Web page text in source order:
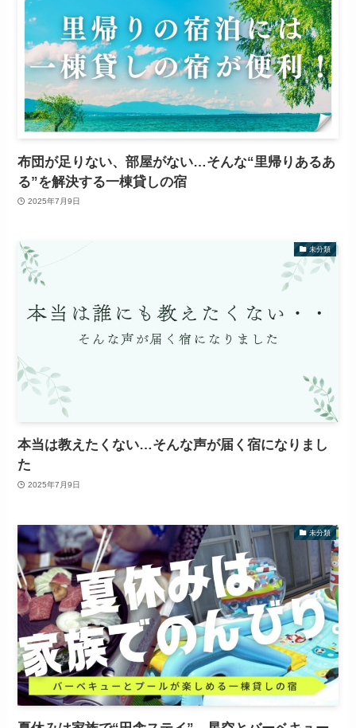
布団が足りない、部屋がない…そんな“里帰りあるあ
る”を解決する一棟貸しの宿
2025年7月9日
未分類
本当は教えたくない…そんな声が届く宿になりまし
た
2025年7月9日
未分類